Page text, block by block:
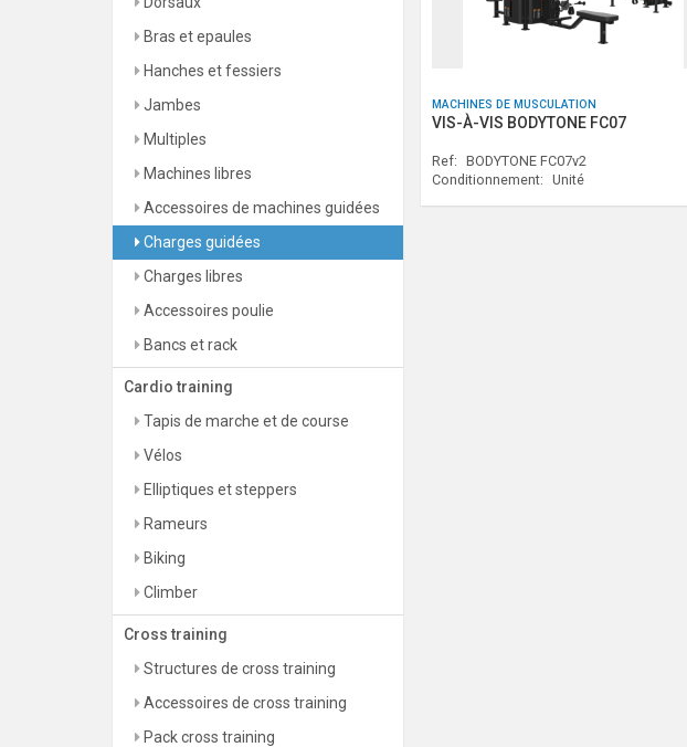
Bras et epaules
Hanches et fessiers
Jambes
Multiples
Machines libres
Accessoires de machines guidées
Charges guidées
Charges libres
Accessoires poulie
Bancs et rack
Cardio training
Tapis de marche et de course
Vélos
Elliptiques et steppers
Rameurs
Biking
Climber
Cross training
Structures de cross training
Accessoires de cross training
Pack cross training
MACHINES DE MUSCULATION
VIS-À-VIS BODYTONE FC07
Ref: BODYTONE FC07v2
Conditionnement: Unité